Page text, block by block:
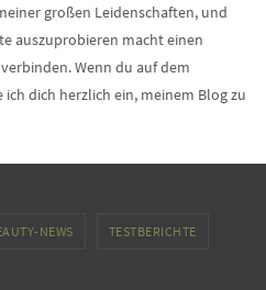
großen Leidenschaften, und
auszuprobieren macht einen
Wenn du auf dem
dich herzlich ein, meinem Blog zu
NEWS TESTBERICHTE